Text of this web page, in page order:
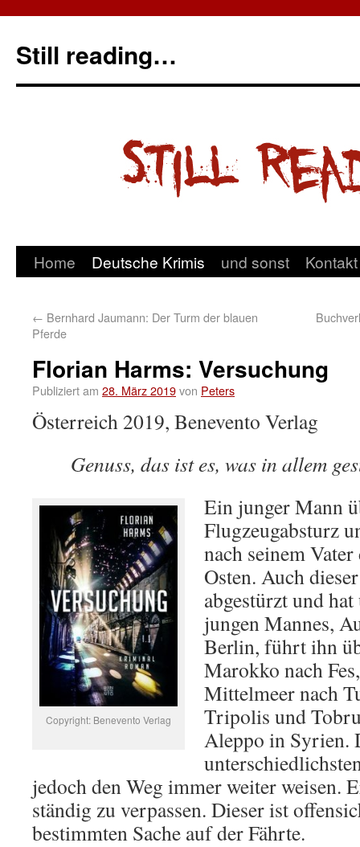
Still reading…
Home Deutsche Krimis und sonst Kontakt
← Bernhard Jaumann: Der Turm der blauen
Pferde
Florian Harms: Versuchung
Publiziert am 28. März 2019von Peters
Österreich 2019, Benevento Verlag
Genuss, das ist es, was in allem
Copyright: Benevento Verlag
Ein junger Mann
Flugzeugabsturz
nach seinem
Osten. Auch
abgestürzt und
jungen Mannes,
Berlin, führt ihn
Marokko nach
Mittelmeer nach
Tripolis und
Aleppo in Syrien.
jedoch den Weg immer weiter weisen.
ständig zu verpassen. Dieser ist
bestimmten Sache auf der Fährte.